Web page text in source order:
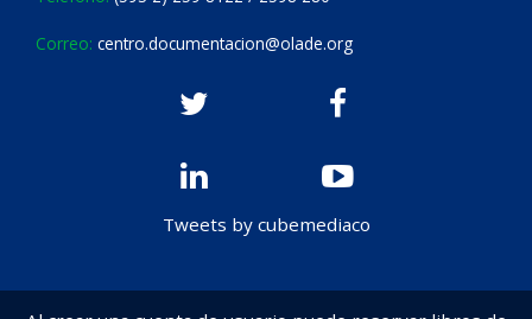
Correo: centro.documentacion@olade.org
Tweets by cubemediaco